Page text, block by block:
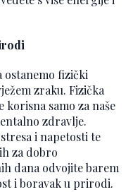
ostanemo fizički
zraku. Fizička
samo za naše
zdravlje.
i napetosti te
za dobro
dana odvojite barem
i boravak u prirodi.